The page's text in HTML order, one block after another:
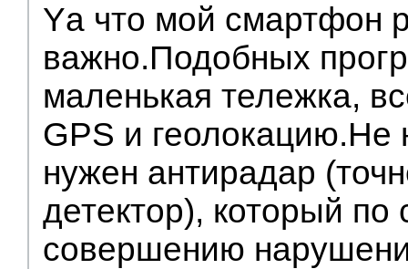
Yа что мой смартфон
важно.Подобных
маленькая тележка,
GPS и геолокацию.Не
нужен антирадар
детектор), который по
совершению